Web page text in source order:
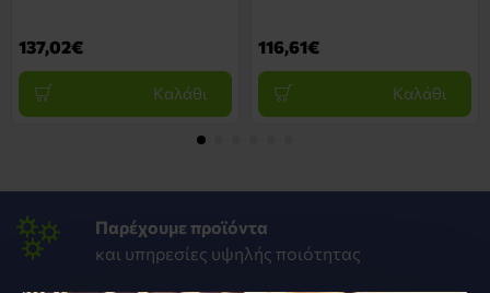
137,02€
Καλάθι
116,61€
Καλάθι
Παρέχουμε προϊόντα
και υπηρεσίες υψηλής ποιότητας